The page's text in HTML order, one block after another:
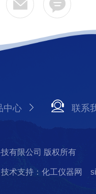
中心 联系
有限公司 版权所有
技术支持：化工仪器网